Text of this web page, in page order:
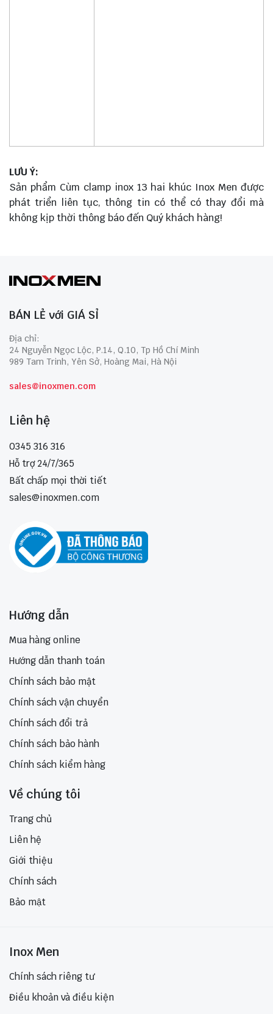
LƯU Ý:
Sản phẩm Cùm clamp inox 13 hai khúc Inox Men được
phát triển liên tục, thông tin có thể có thay đổi mà
không kịp thời thông báo đến Quý khách hàng!
BÁN LẺ với GIÁ SỈ
Địa chỉ:
24 Nguyễn Ngọc Lộc, P.14, Q.10, Tp Hồ Chí Minh
989 Tam Trinh, Yên Sở, Hoàng Mai, Hà Nội
sales@inoxmen.com
Liên hệ
0345 316 316
Hỗ trợ 24/7/365
Bất chấp mọi thời tiết
sales@inoxmen.com
Hướng dẫn
Mua hàng online
Hướng dẫn thanh toán
Chính sách bảo mật
Chính sách vận chuyển
Chính sách đổi trả
Chính sách bảo hành
Chính sách kiểm hàng
Về chúng tôi
Trang chủ
Liên hệ
Giới thiệu
Chính sách
Bảo mật
Inox Men
Chính sách riêng tư
Điều khoản và điều kiện